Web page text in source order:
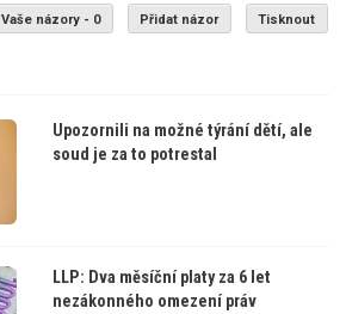
Vaše názory - 0 Přidat názor Tisknout
Upozornili na možné týrání dětí, ale
soud je za to potrestal
LLP: Dva měsíční platy za 6 let
nezákonného omezení práv